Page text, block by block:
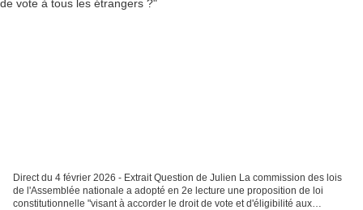
Direct du 4 février 2026 - Extrait Question de Julien La commission des lois
de l'Assemblée nationale a adopté en 2e lecture une proposition de loi
constitutionnelle "visant à accorder le droit de vote et d'éligibilité aux